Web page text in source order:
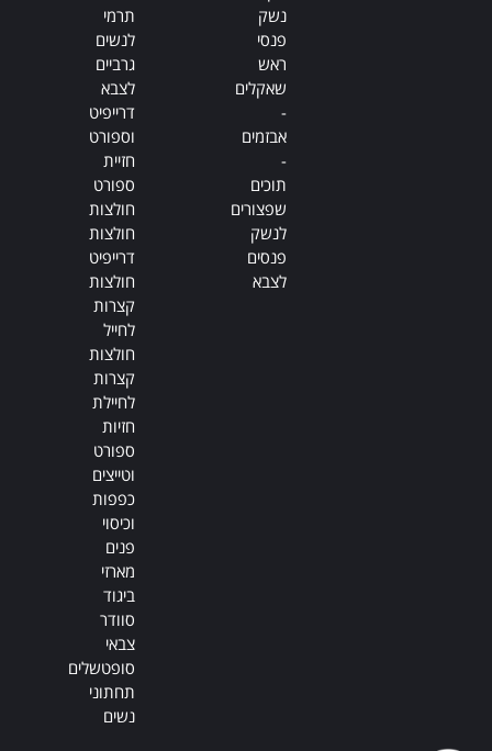
נשק
פנסי
ראש
שאקלים
-
אבזמים
-
תוכים
שפצורים
לנשק
פנסים
לצבא
תרמי
לנשים
גרביים
לצבא
דרייפיט
וספורט
חזיית
ספורט
חולצות
חולצות
דרייפיט
חולצות
קצרות
לחייל
חולצות
קצרות
לחיילת
חזיות
ספורט
וטייצים
כפפות
וכיסוי
פנים
מארזי
ביגוד
סוודר
צבאי
סופטשלים
תחתוני
נשים